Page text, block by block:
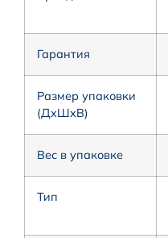
Гарантия
Размер упаковки
(ДxШxВ)
Вес в упаковке
Тип